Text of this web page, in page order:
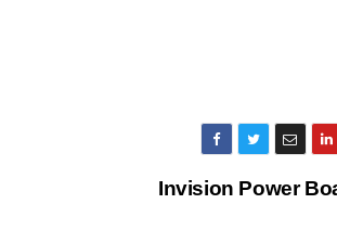
Invision Power